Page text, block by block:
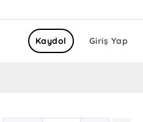
Giriş Yap
Kaydol